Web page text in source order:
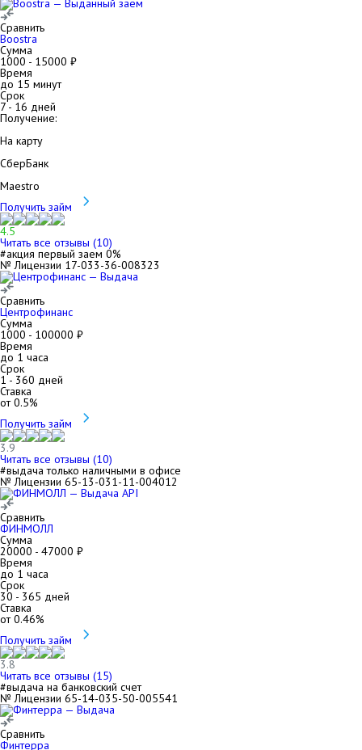
Сравнить
Boostra
Сумма
1000 - 15000 ₽
Время
до 15 минут
Срок
7- 16 дней
Получение:
На карту
СберБанк
Maestro
Получить займ
4.5
Читать все отзывы (10)
#акция первый заем 0%
№ Лицензии 17-033-36-008323
Сравнить
Центрофинанс
Сумма
1000 - 100000 ₽
Время
до 1 часа
Срок
1- 360 дней
Ставка
от0.5%
Получить займ
3.9
Читать все отзывы (10)
#выдача только наличными в офисе
№ Лицензии 65-13-031-11-004012
Сравнить
ФИНМОЛЛ
Сумма
20000 - 47000 ₽
Время
до 1 часа
Срок
30 - 365 дней
Ставка
от0.46%
Получить займ
3.8
Читать все отзывы (15)
#выдача на банковский счет
№ Лицензии 65-14-035-50-005541
Сравнить
Финтерра